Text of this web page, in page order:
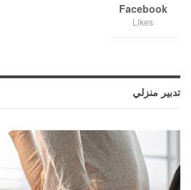
Facebook
Likes
تدبير منزلي